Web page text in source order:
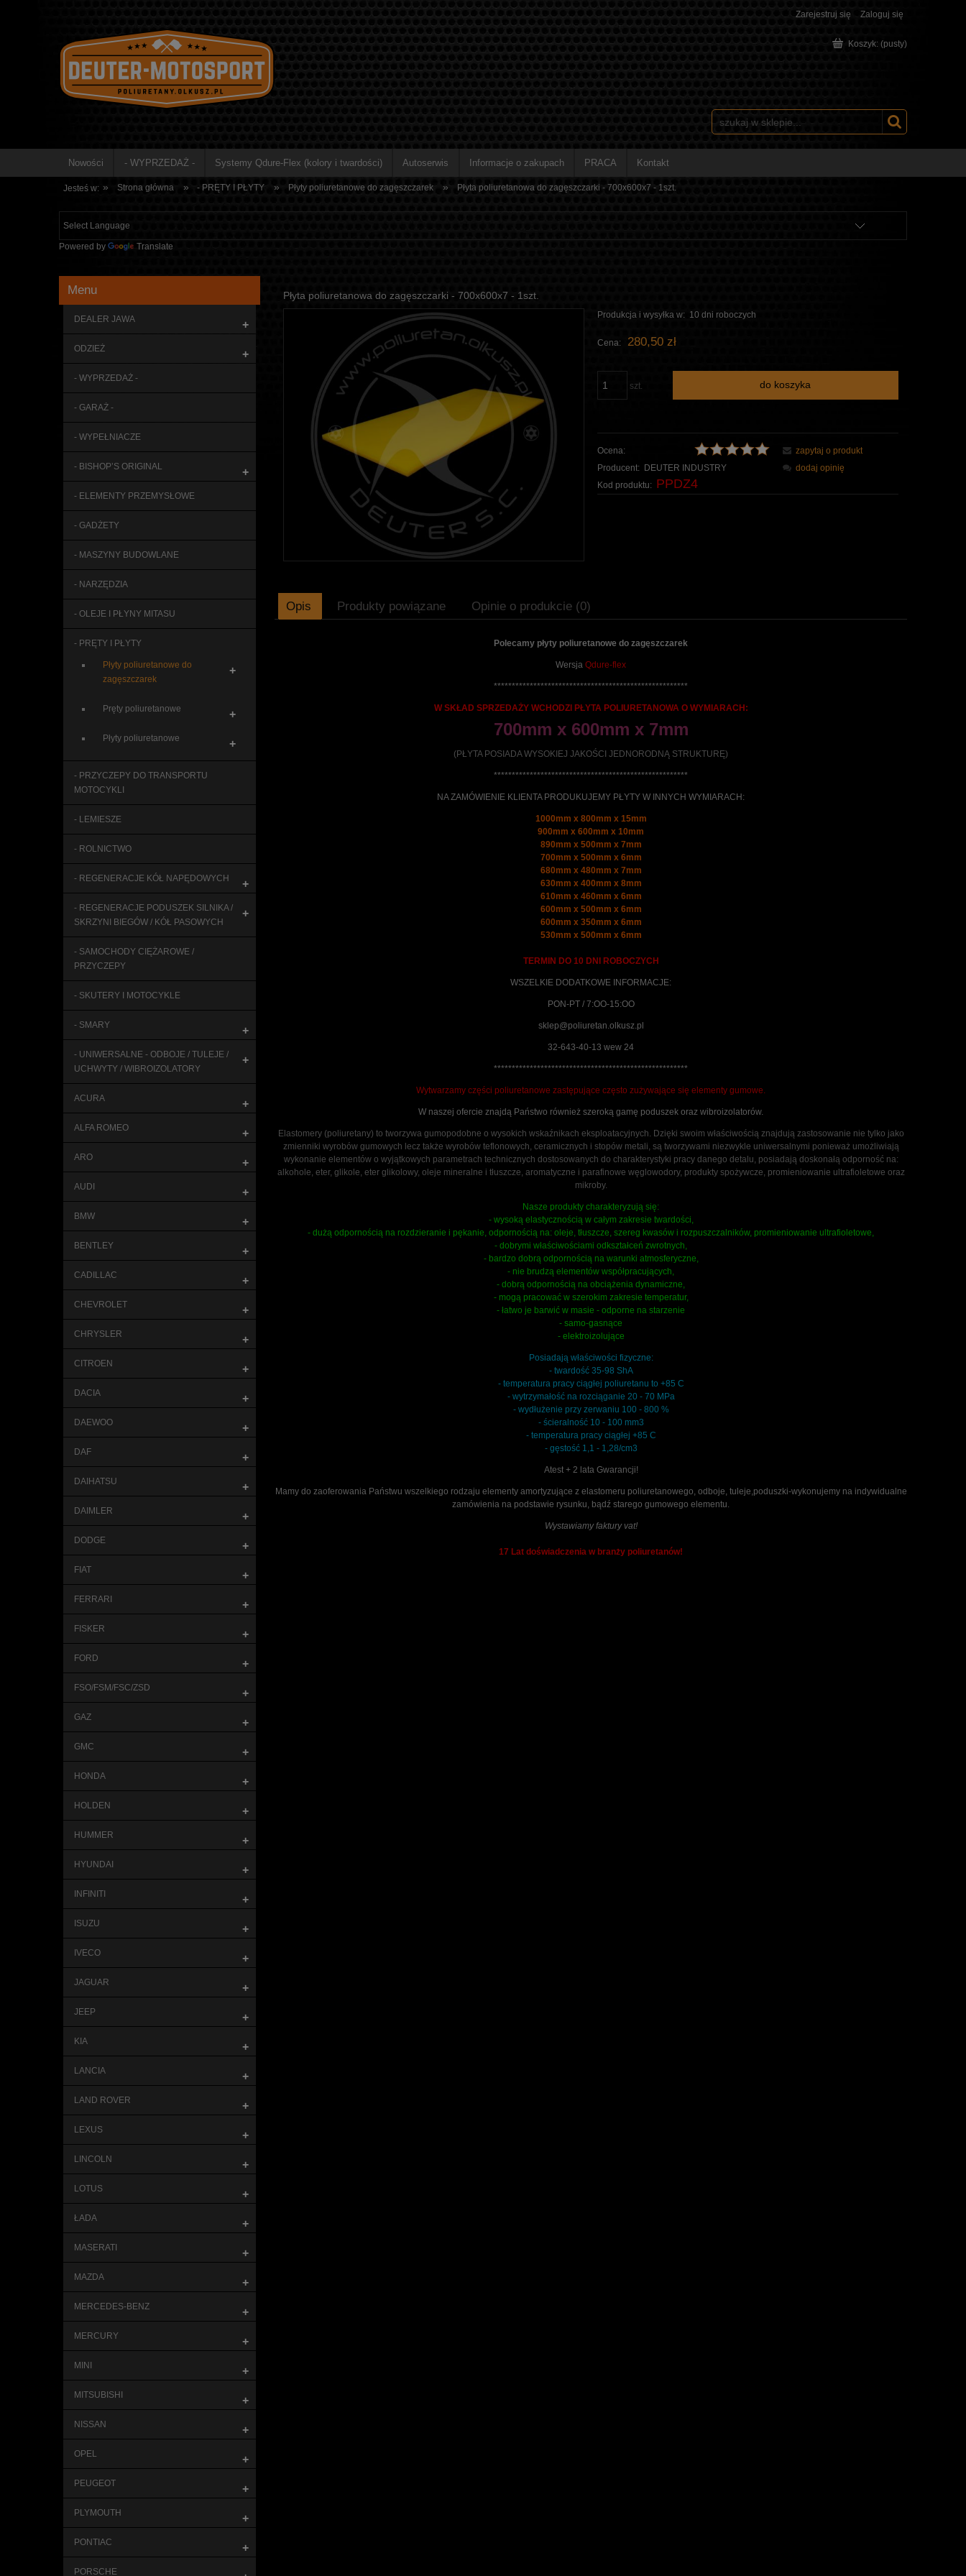
Zarejestruj się Zaloguj się
Koszyk: (pusty)
Nowości - WYPRZEDAŻ - Systemy Qdure-Flex (kolory i twardości) Autoserwis Informacje o zakupach PRACA Kontakt
Jesteś w: » Strona główna » - PRĘTY I PŁYTY » Płyty poliuretanowe do zagęszczarek » Płyta poliuretanowa do zagęszczarki - 700x600x7 - 1szt.
Powered by Translate
Menu
DEALER JAWA +
ODZIEŻ +
- WYPRZEDAŻ -
- GARAŻ -
- WYPEŁNIACZE
- BISHOP’S ORIGINAL +
- ELEMENTY PRZEMYSŁOWE
- GADŻETY
- MASZYNY BUDOWLANE
- NARZĘDZIA
- OLEJE I PŁYNY MITASU
- PRĘTY I PŁYTY
Płyty poliuretanowe do
zagęszczarek
+
Pręty poliuretanowe +
Płyty poliuretanowe +
- PRZYCZEPY DO TRANSPORTU
MOTOCYKLI
- LEMIESZE
- ROLNICTWO
- REGENERACJE KÓŁ NAPĘDOWYCH +
- REGENERACJE PODUSZEK SILNIKA /
SKRZYNI BIEGÓW / KÓŁ PASOWYCH
+
- SAMOCHODY CIĘŻAROWE /
PRZYCZEPY
- SKUTERY I MOTOCYKLE
- SMARY +
- UNIWERSALNE - ODBOJE / TULEJE /
UCHWYTY / WIBROIZOLATORY
+
ACURA +
ALFA ROMEO +
ARO +
AUDI +
BMW +
BENTLEY +
CADILLAC +
CHEVROLET +
CHRYSLER +
CITROEN +
DACIA +
DAEWOO +
DAF +
DAIHATSU +
DAIMLER +
DODGE +
FIAT +
FERRARI +
FISKER +
FORD +
FSO/FSM/FSC/ZSD +
GAZ +
GMC +
HONDA +
HOLDEN +
HUMMER +
HYUNDAI +
INFINITI +
ISUZU +
IVECO +
JAGUAR +
JEEP +
KIA +
LANCIA +
LAND ROVER +
LEXUS +
LINCOLN +
LOTUS +
ŁADA +
MASERATI +
MAZDA +
MERCEDES-BENZ +
MERCURY +
MINI +
MITSUBISHI +
NISSAN +
OPEL +
PEUGEOT +
PLYMOUTH +
PONTIAC +
PORSCHE
Płyta poliuretanowa do zagęszczarki - 700x600x7 - 1szt.
Produkcja i wysyłka w: 10 dni roboczych
Cena: 280,50 zł
szt. do koszyka
Ocena:
Producent:
DEUTER INDUSTRY
Kod produktu: PPDZ4
zapytaj o produkt
dodaj opinię
Opis Produkty powiązane Opinie o produkcie (0)
Polecamy płyty poliuretanowe do zagęszczarek
Wersja Qdure-flex
******************************************************
W SKŁAD SPRZEDAŻY WCHODZI PŁYTA POLIURETANOWA O WYMIARACH:
700mm x 600mm x 7mm
(PŁYTA POSIADA WYSOKIEJ JAKOŚCI JEDNORODNĄ STRUKTURĘ)
******************************************************
NA ZAMÓWIENIE KLIENTA PRODUKUJEMY PŁYTY W INNYCH WYMIARACH:
1000mm x 800mm x 15mm
900mm x 600mm x 10mm
890mm x 500mm x 7mm
700mm x 500mm x 6mm
680mm x 480mm x 7mm
630mm x 400mm x 8mm
610mm x 460mm x 6mm
600mm x 500mm x 6mm
600mm x 350mm x 6mm
530mm x 500mm x 6mm
TERMIN DO 10 DNI ROBOCZYCH
WSZELKIE DODATKOWE INFORMACJE:
PON-PT / 7:OO-15:OO
sklep@poliuretan.olkusz.pl
32-643-40-13 wew 24
******************************************************
Wytwarzamy części poliuretanowe zastępujące często zużywające się elementy gumowe.
W naszej ofercie znajdą Państwo również szeroką gamę poduszek oraz wibroizolatorów.
Elastomery (poliuretany) to tworzywa gumopodobne o wysokich wskaźnikach eksploatacyjnych. Dzięki swoim właściwością znajdują zastosowanie nie tylko jako
zmienniki wyrobów gumowych lecz także wyrobów teflonowych, ceramicznych i stopów metali, są tworzywami niezwykle uniwersalnymi ponieważ umożliwiają
wykonanie elementów o wyjątkowych parametrach technicznych dostosowanych do charakterystyki pracy danego detalu, posiadają doskonałą odporność na:
alkohole, eter, glikole, eter glikolowy, oleje mineralne i tłuszcze, aromatyczne i parafinowe węglowodory, produkty spożywcze, promieniowanie ultrafioletowe oraz
mikroby.
Nasze produkty charakteryzują się:
- wysoką elastycznością w całym zakresie twardości,
- dużą odpornością na rozdzieranie i pękanie, odpornością na: oleje, tłuszcze, szereg kwasów i rozpuszczalników, promieniowanie ultrafioletowe,
- dobrymi właściwościami odkształceń zwrotnych,
- bardzo dobrą odpornością na warunki atmosferyczne,
- nie brudzą elementów współpracujących,
- dobrą odpornością na obciążenia dynamiczne,
- mogą pracować w szerokim zakresie temperatur,
- łatwo je barwić w masie - odporne na starzenie
- samo-gasnące
- elektroizolujące
Posiadają właściwości fizyczne:
- twardość 35-98 ShA
- temperatura pracy ciągłej poliuretanu to +85 C
- wytrzymałość na rozciąganie 20 - 70 MPa
- wydłużenie przy zerwaniu 100 - 800 %
- ścieralność 10 - 100 mm3
- temperatura pracy ciągłej +85 C
- gęstość 1,1 - 1,28/cm3
Atest + 2 lata Gwarancji!
Mamy do zaoferowania Państwu wszelkiego rodzaju elementy amortyzujące z elastomeru poliuretanowego, odboje, tuleje,poduszki-wykonujemy na indywidualne
zamówienia na podstawie rysunku, bądź starego gumowego elementu.
Wystawiamy faktury vat!
17 Lat doświadczenia w branży poliuretanów!